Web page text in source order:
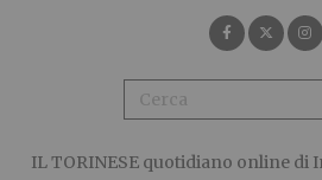
IL TORINESE quotidiano online di